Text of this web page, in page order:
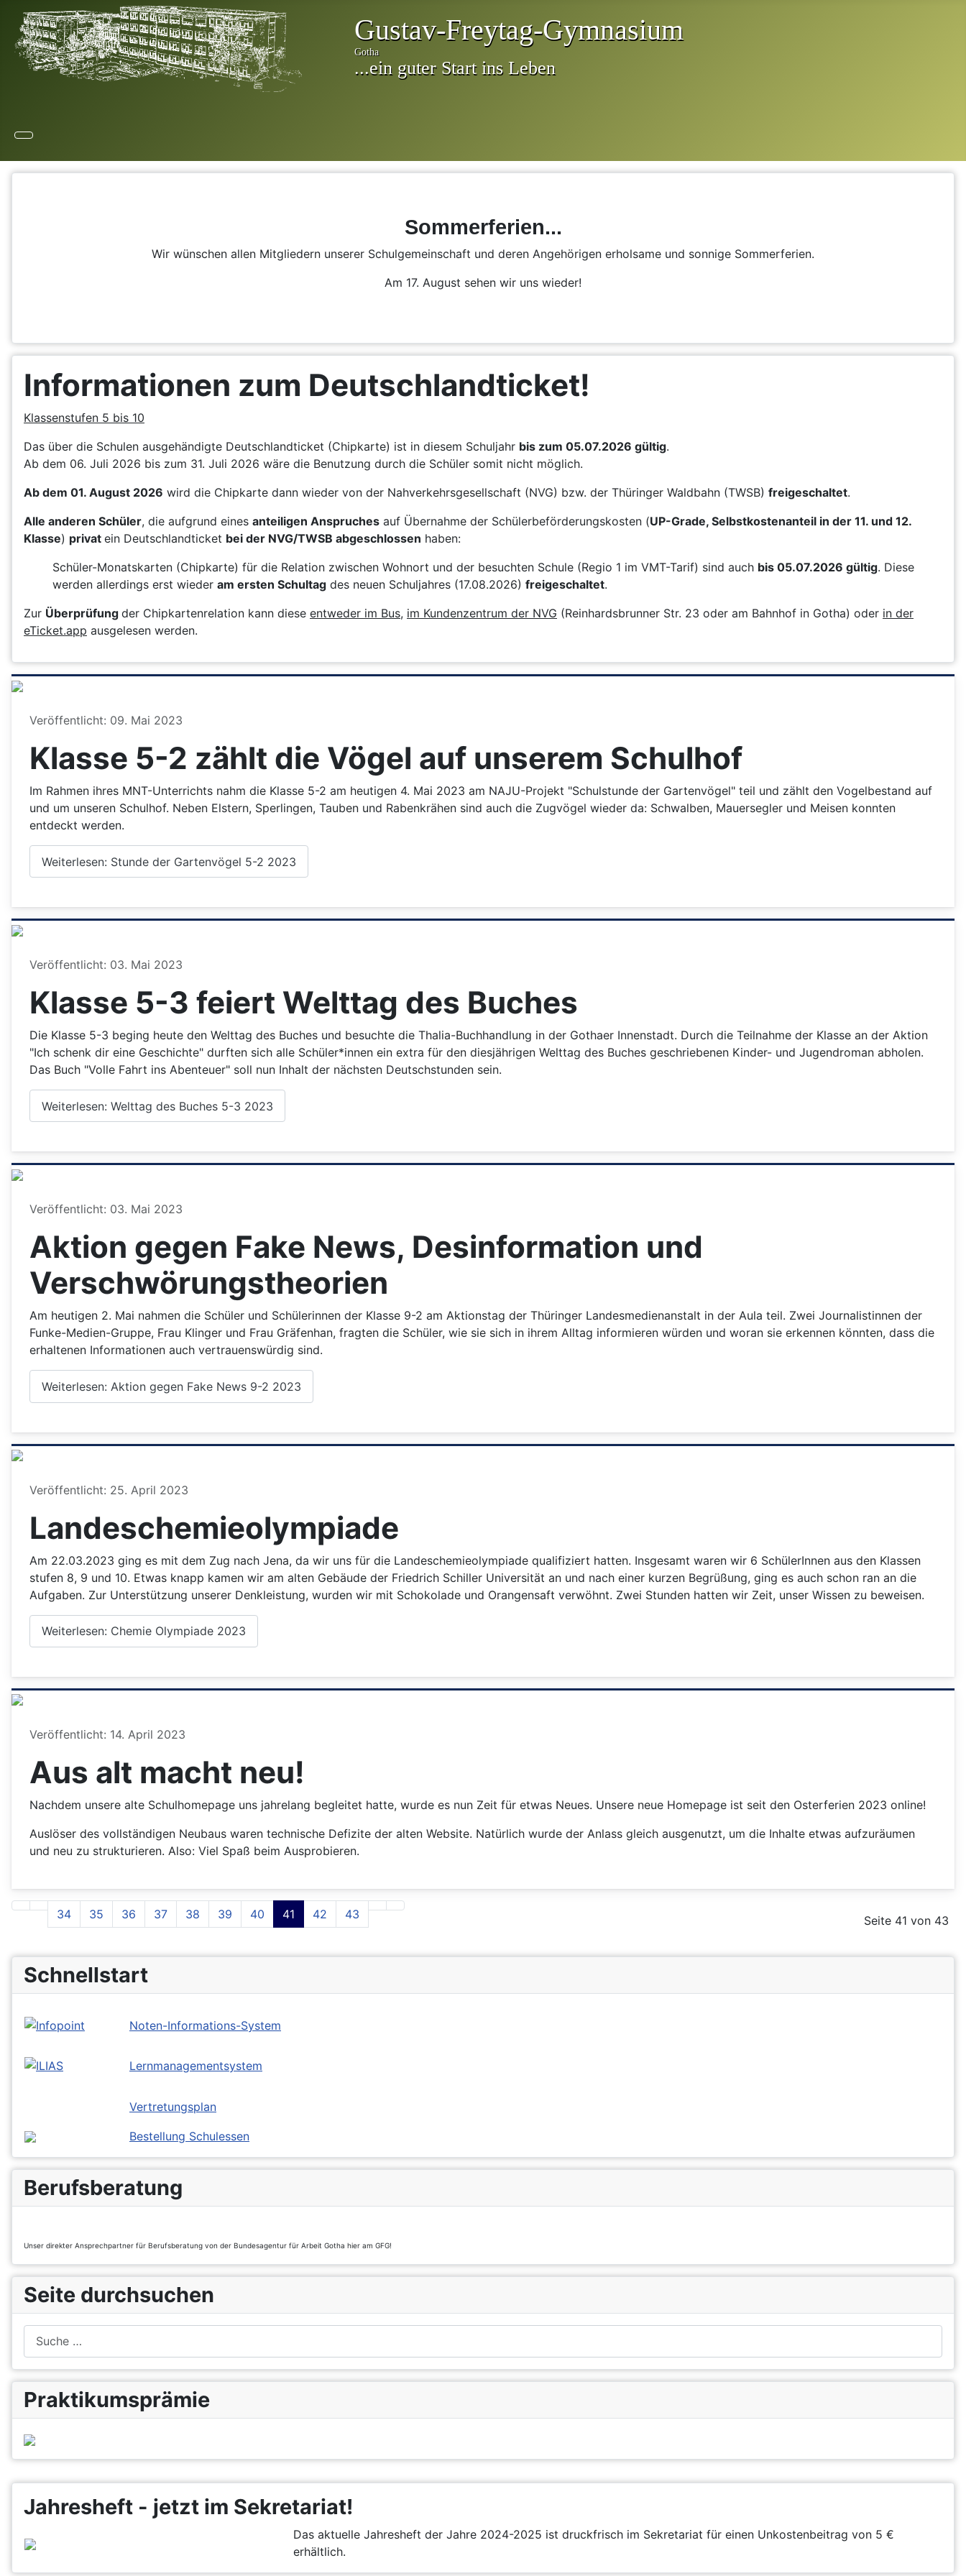
Jahresheft - jetzt im Sekretariat!
Das aktuelle Jahresheft der Jahre 2024-2025 ist druckfrisch im Sekretariat für einen Unkostenbeitrag von 5 €
erhältlich.
Sommerferien...
Wir wünschen allen Mitgliedern unserer Schulgemeinschaft und deren Angehörigen erholsame und sonnige Sommerferien.
Am 17. August sehen wir uns wieder!
Informationen zum Deutschlandticket!
Klassenstufen 5 bis 10
Das über die Schulen ausgehändigte Deutschlandticket (Chipkarte) ist in diesem Schuljahr bis zum 05.07.2026 gültig.
Ab dem 06. Juli 2026 bis zum 31. Juli 2026 wäre die Benutzung durch die Schüler somit nicht möglich.
Ab dem 01. August 2026 wird die Chipkarte dann wieder von der Nahverkehrsgesellschaft (NVG) bzw. der Thüringer Waldbahn (TWSB) freigeschaltet.
Alle anderen Schüler, die aufgrund eines anteiligen Anspruches auf Übernahme der Schülerbeförderungskosten (UP-Grade, Selbstkostenanteil in der 11. und 12.
Klasse) privat ein Deutschlandticket bei der NVG/TWSB abgeschlossen haben:
Schüler-Monatskarten (Chipkarte) für die Relation zwischen Wohnort und der besuchten Schule (Regio 1 im VMT-Tarif) sind auch bis 05.07.2026 gültig. Diese
werden allerdings erst wieder am ersten Schultag des neuen Schuljahres (17.08.2026) freigeschaltet.
Zur Überprüfung der Chipkartenrelation kann diese entweder im Bus, im Kundenzentrum der NVG (Reinhardsbrunner Str. 23 oder am Bahnhof in Gotha) oder in der
eTicket.app ausgelesen werden.
Details
Veröffentlicht: 09. Mai 2023
Klasse 5-2 zählt die Vögel auf unserem Schulhof
Im Rahmen ihres MNT-Unterrichts nahm die Klasse 5-2 am heutigen 4. Mai 2023 am NAJU-Projekt "Schulstunde der Gartenvögel" teil und zählt den Vogelbestand auf
und um unseren Schulhof. Neben Elstern, Sperlingen, Tauben und Rabenkrähen sind auch die Zugvögel wieder da: Schwalben, Mauersegler und Meisen konnten
entdeckt werden.
Weiterlesen: Stunde der Gartenvögel 5-2 2023
Details
Veröffentlicht: 03. Mai 2023
Klasse 5-3 feiert Welttag des Buches
Die Klasse 5-3 beging heute den Welttag des Buches und besuchte die Thalia-Buchhandlung in der Gothaer Innenstadt. Durch die Teilnahme der Klasse an der Aktion
"Ich schenk dir eine Geschichte" durften sich alle Schüler*innen ein extra für den diesjährigen Welttag des Buches geschriebenen Kinder- und Jugendroman abholen.
Das Buch "Volle Fahrt ins Abenteuer" soll nun Inhalt der nächsten Deutschstunden sein.
Weiterlesen: Welttag des Buches 5-3 2023
Details
Veröffentlicht: 03. Mai 2023
Aktion gegen Fake News, Desinformation und
Verschwörungstheorien
Am heutigen 2. Mai nahmen die Schüler und Schülerinnen der Klasse 9-2 am Aktionstag der Thüringer Landesmedienanstalt in der Aula teil. Zwei Journalistinnen der
Funke-Medien-Gruppe, Frau Klinger und Frau Gräfenhan, fragten die Schüler, wie sie sich in ihrem Alltag informieren würden und woran sie erkennen könnten, dass die
erhaltenen Informationen auch vertrauenswürdig sind.
Weiterlesen: Aktion gegen Fake News 9-2 2023
Details
Veröffentlicht: 25. April 2023
Landeschemieolympiade
Am 22.03.2023 ging es mit dem Zug nach Jena, da wir uns für die Landeschemieolympiade qualifiziert hatten. Insgesamt waren wir 6 SchülerInnen aus den Klassen
stufen 8, 9 und 10. Etwas knapp kamen wir am alten Gebäude der Friedrich Schiller Universität an und nach einer kurzen Begrüßung, ging es auch schon ran an die
Aufgaben. Zur Unterstützung unserer Denkleistung, wurden wir mit Schokolade und Orangensaft verwöhnt. Zwei Stunden hatten wir Zeit, unser Wissen zu beweisen.
Weiterlesen: Chemie Olympiade 2023
Details
Veröffentlicht: 14. April 2023
Aus alt macht neu!
Nachdem unsere alte Schulhomepage uns jahrelang begleitet hatte, wurde es nun Zeit für etwas Neues. Unsere neue Homepage ist seit den Osterferien 2023 online!
Auslöser des vollständigen Neubaus waren technische Defizite der alten Website. Natürlich wurde der Anlass gleich ausgenutzt, um die Inhalte etwas aufzuräumen
und neu zu strukturieren. Also: Viel Spaß beim Ausprobieren.
Seite 41 von 43
34 35 36 37 38 39 40 41 42 43
Schnellstart
Noten-Informations-System
Lernmanagementsystem
Vertretungsplan
Bestellung Schulessen
Berufsberatung
Unser direkter Ansprechpartner für Berufsberatung von der Bundesagentur für Arbeit Gotha hier am GFG!
Seite durchsuchen
Praktikumsprämie